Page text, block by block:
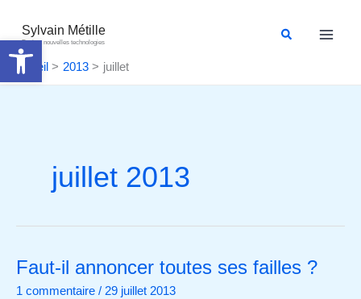
Ouvrir la barre d’outils
contenu
Sylvain Métille
Droit et nouvelles technologies
Rechercher
Accueil 2013 juillet
juillet 2013
Faut-il annoncer toutes ses failles ?
1 commentaire / 29 juillet 2013
Faut-
il